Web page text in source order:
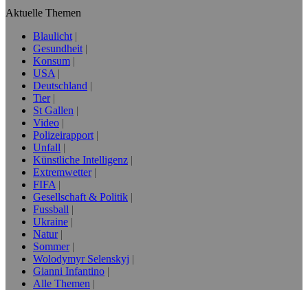
Aktuelle Themen
Blaulicht
Gesundheit
Konsum
USA
Deutschland
Tier
St Gallen
Video
Polizeirapport
Unfall
Künstliche Intelligenz
Extremwetter
FIFA
Gesellschaft & Politik
Fussball
Ukraine
Natur
Sommer
Wolodymyr Selenskyj
Gianni Infantino
Alle Themen